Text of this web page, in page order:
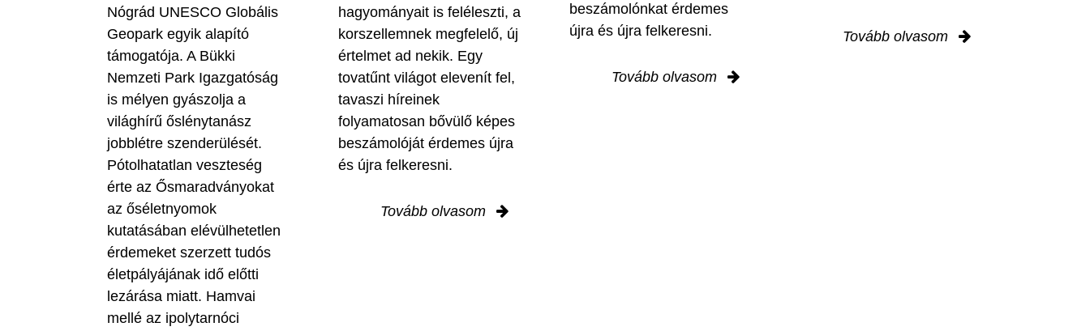
Nógrád UNESCO Globális
Geopark egyik alapító
támogatója. A Bükki
Nemzeti Park Igazgatóság
is mélyen gyászolja a
világhírű őslénytanász
jobblétre szenderülését.
Pótolhatatlan veszteség
érte az Ősmaradványokat
az őséletnyomok
kutatásában elévülhetetlen
érdemeket szerzett tudós
életpályájának idő előtti
lezárása miatt. Hamvai
mellé az ipolytarnóci
hagyományait is feléleszti, a
korszellemnek megfelelő, új
értelmet ad nekik. Egy
tovatűnt világot elevenít fel,
tavaszi híreinek
folyamatosan bővülő képes
beszámolóját érdemes újra
és újra felkeresni.
Tovább olvasom
beszámolónkat érdemes
újra és újra felkeresni.
Tovább olvasom
Tovább olvasom